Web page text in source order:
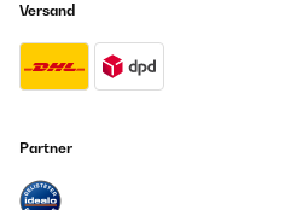
Versand
Partner